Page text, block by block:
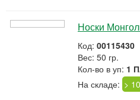
Носки
Код: 00115430
Вес: 50 гр.
Кол-во в уп: 1
На складе: > 10